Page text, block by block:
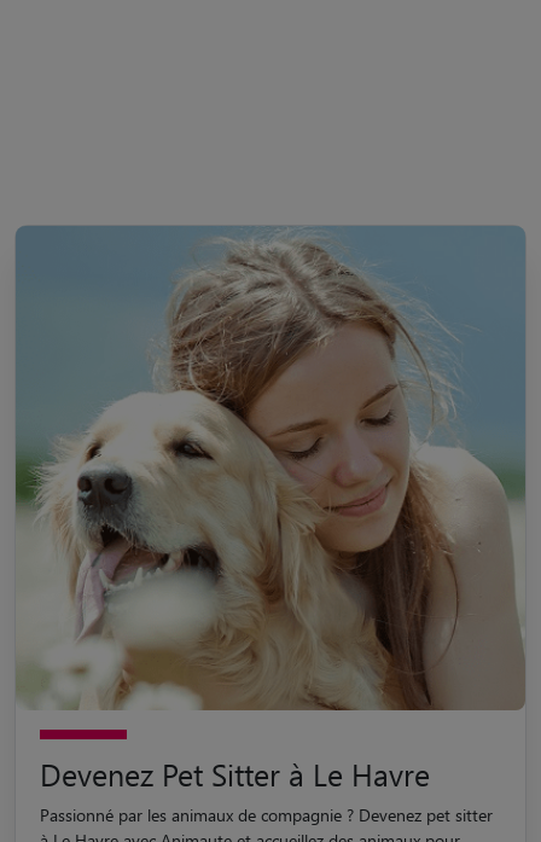
Devenez Pet Sitter à Le Havre
Passionné par les animaux de compagnie ? Devenez pet sitter